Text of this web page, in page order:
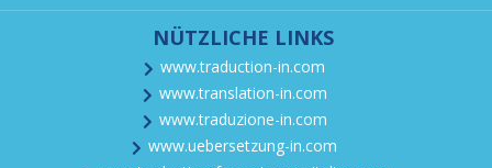
NÜTZLICHE LINKS
www.traduction-in.com
www.translation-in.com
www.traduzione-in.com
www.uebersetzung-in.com